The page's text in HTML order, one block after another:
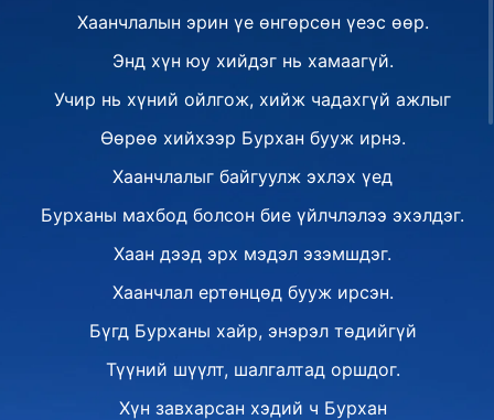
Хаанчлалын эрин үе өнгөрсөн үеэс өөр.
Энд хүн юу хийдэг нь хамаагүй.
Учир нь хүний ойлгож, хийж чадахгүй ажлыг
Өөрөө хийхээр Бурхан бууж ирнэ.
Хаанчлалыг байгуулж эхлэх үед
Бурханы махбод болсон бие үйлчлэлээ эхэлдэг.
Хаан дээд эрх мэдэл эзэмшдэг.
Хаанчлал ертөнцөд бууж ирсэн.
Бүгд Бурханы хайр, энэрэл төдийгүй
Түүний шүүлт, шалгалтад оршдог.
Хүн завхарсан хэдий ч Бурхан